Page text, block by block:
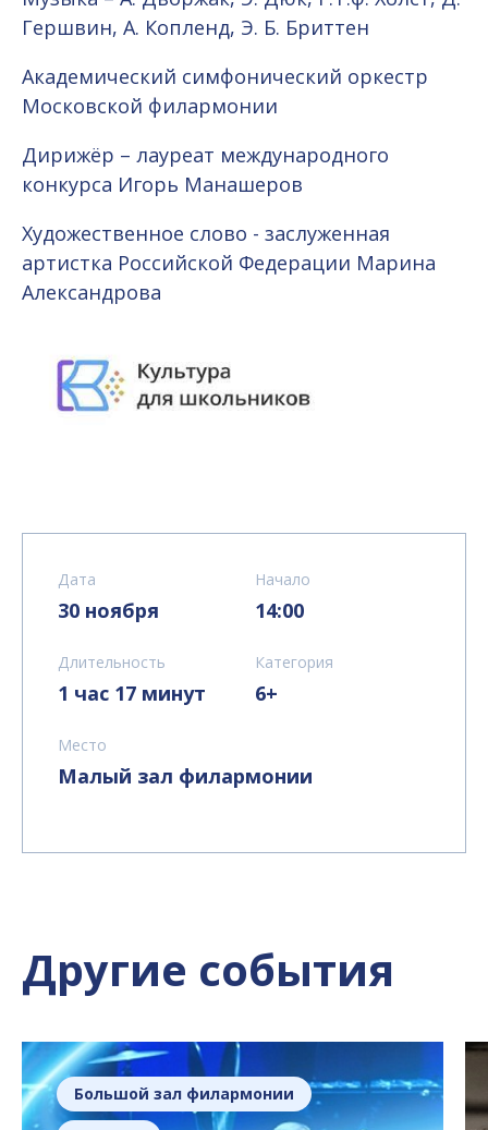
Гершвин, А. Копленд, Э. Б. Бриттен
Академический симфонический оркестр
Московской филармонии
Дирижёр – лауреат международного
конкурса Игорь Манашеров
Художественное слово - заслуженная
артистка Российской Федерации Марина
Александрова
Дата
30 ноября
Начало
14:00
Длительность
1 час 17 минут
Категория
6+
Место
Малый зал филармонии
Другие события
Большой зал филармонии